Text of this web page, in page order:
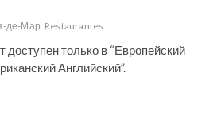
де-Мар Restaurantes
доступен только в “Европейский
Английский”.